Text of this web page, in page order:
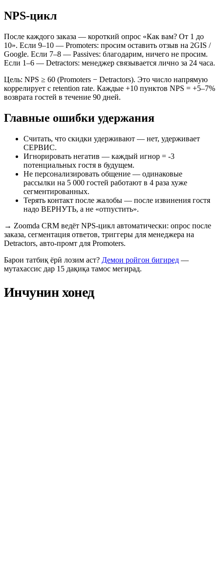
NPS-цикл
После каждого заказа — короткий опрос «Как вам? От 1 до
10». Если 9–10 — Promoters: просим оставить отзыв на 2GIS /
Google. Если 7–8 — Passives: благодарим, ничего не просим.
Если 1–6 — Detractors: менеджер связывается лично за 24 часа.
Цель: NPS ≥ 60 (Promoters − Detractors). Это число напрямую
коррелирует с retention rate. Каждые +10 пунктов NPS = +5–7%
возврата гостей в течение 90 дней.
Главные ошибки удержания
Считать, что скидки удерживают — нет, удерживает
СЕРВИС.
Игнорировать негатив — каждый игнор = -3
потенциальных гостя в будущем.
Не персонализировать общение — одинаковые
рассылки на 5 000 гостей работают в 4 раза хуже
сегментированных.
Терять контакт после жалобы — после извинения гостя
надо ВЕРНУТЬ, а не «отпустить».
→ Zoomda CRM ведёт NPS-цикл автоматически: опрос после
заказа, сегментация ответов, триггеры для менеджера на
Detractors, авто-промт для Promoters.
Барои татбиқ ёрӣ лозим аст? Демои ройгон бигиред —
мутахассис дар 15 дақиқа тамос мегирад.
Инчунин хонед